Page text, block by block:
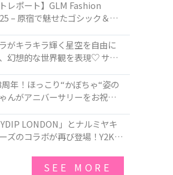
トレポート】GLM Fashion
– 原宿で魅せたゴシック＆ロ
がキラキラ輝く星空を自由に
幻想的な世界観を表現♡ サマ
バーサリーイヤー』を記念し
ョンが登場
年！ほっこり“かぼちゃ“姿の
んがアニバーサリーをお祝い
売！Q-pot CAFE.では「かぼち
ーキプレート」も登場
LONDON」とナルミヤキ
ズのコラボが再び登場！Y2Kム
SEE MORE